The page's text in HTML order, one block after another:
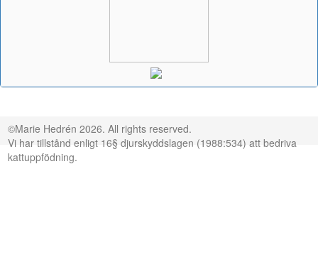
©Marie Hedrén 2026. All rights reserved.
Vi har tillstånd enligt 16§ djurskyddslagen (1988:534) att bedriva
kattuppfödning.